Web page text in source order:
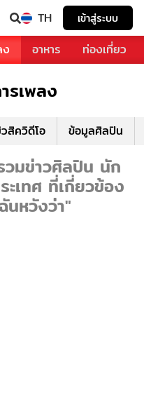
TH เข้าสู่ระบบ
ง อาหาร ท่องเที่ยว
รเพลง
สิควิดีโอ ข้อมูลศิลปิน
มข่าวศิลปิน นัก
ะเทศ ที่เกี่ยวข้อง
หวังว่า"